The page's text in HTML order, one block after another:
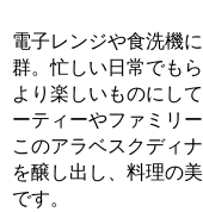
電子レンジや食洗機
群。忙しい日常でも
より楽しいものにし
ーティーやファミリ
このアラベスクディ
を醸し出し、料理の
です。